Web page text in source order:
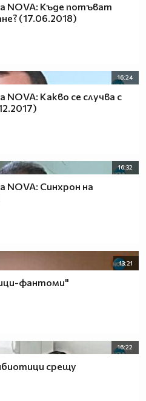
NOVA: Къде потъват
(17.06.2018)
16:24
NOVA: Какво се случва с
16:32
NOVA: Синхрон на
13:21
фантоми"
16:22
срещу